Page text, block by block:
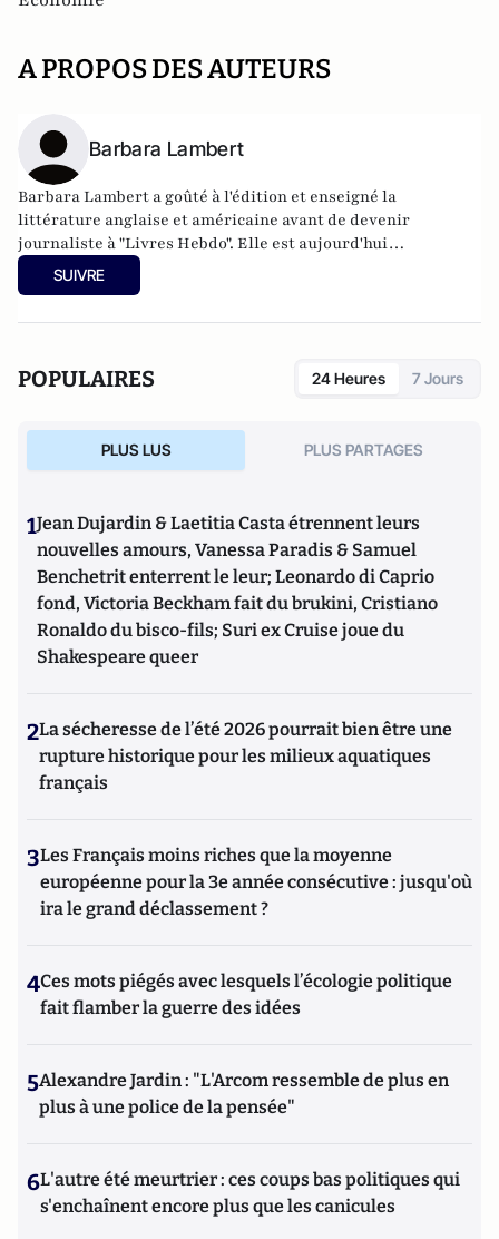
A PROPOS DES AUTEURS
Barbara Lambert
Barbara Lambert a goûté à l'édition et enseigné la
littérature anglaise et américaine avant de devenir
journaliste à "Livres Hebdo". Elle est aujourd'hui
responsable des rubriques société/idées d'Atlantico.fr.
SUIVRE
POPULAIRES 24 Heures 7 Jours
PLUS LUS PLUS PARTAGES
1Jean Dujardin & Laetitia Casta étrennent leurs
nouvelles amours, Vanessa Paradis & Samuel
Benchetrit enterrent le leur; Leonardo di Caprio
fond, Victoria Beckham fait du brukini, Cristiano
Ronaldo du bisco-fils; Suri ex Cruise joue du
Shakespeare queer
2La sécheresse de l’été 2026 pourrait bien être une
rupture historique pour les milieux aquatiques
français
3Les Français moins riches que la moyenne
européenne pour la 3e année consécutive : jusqu'où
ira le grand déclassement ?
4Ces mots piégés avec lesquels l’écologie politique
fait flamber la guerre des idées
5Alexandre Jardin : "L'Arcom ressemble de plus en
plus à une police de la pensée"
6L'autre été meurtrier : ces coups bas politiques qui
s'enchaînent encore plus que les canicules